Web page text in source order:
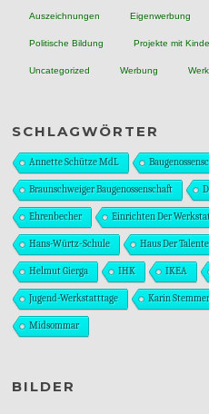
Auszeichnungen Eigenwerbung
Politische Bildung Projekte mit
Uncategorized Werbung
SCHLAGWÖRTER
Annette Schütze MdL
Braunschweiger Baugenossenschaft
Ehrenbecher Einrichten Der
Hans-Würtz-Schule Haus Der Talente
Helmut Gierga IHK IKEA
Jugend-Werkstatttage Karin
Midsommar
BILDER